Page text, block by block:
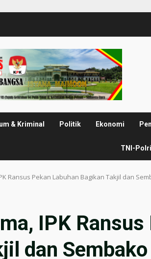
& Kriminal Politik Ekonomi
TNI-Polri
Ransus Pekan Labuhan Bagikan Takjil dan
IPK
dan Sembako